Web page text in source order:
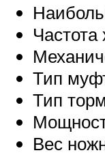
Тип
Тип
Вес